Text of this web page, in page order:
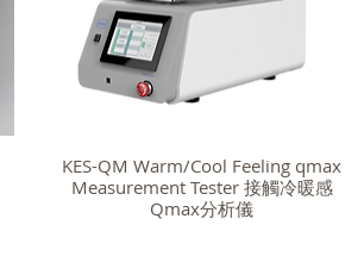
KES-QM Warm/Cool Feeling qmax
Measurement Tester 接觸冷暖感
Qmax分析儀